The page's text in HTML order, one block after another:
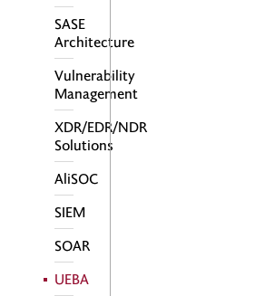
SASE
Architecture
Vulnerability
Management
XDR/EDR/NDR
Solutions
AliSOC
SIEM
SOAR
UEBA